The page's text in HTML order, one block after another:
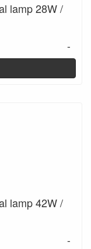
lamp 28W /
-
lamp 42W /
-